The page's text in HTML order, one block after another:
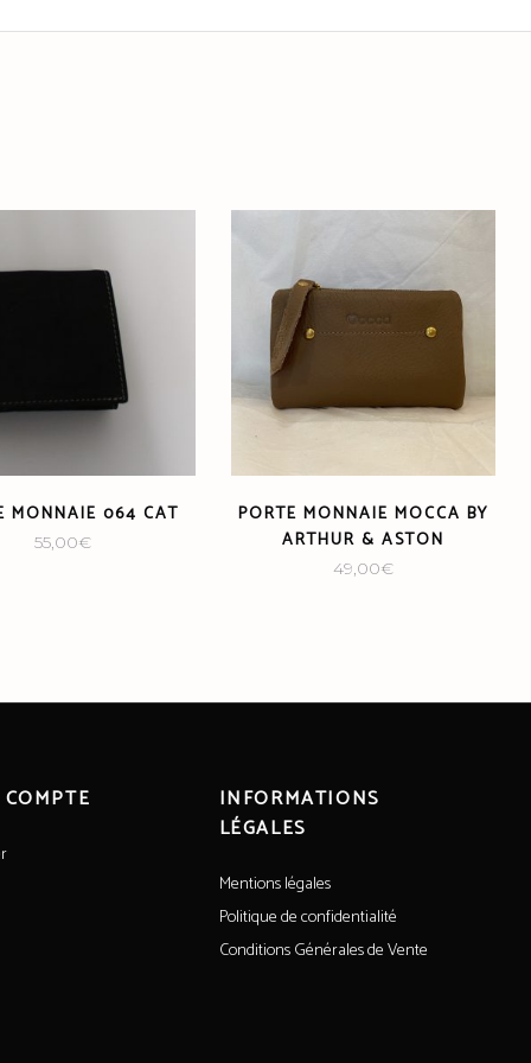
MONNAIE 064 CAT
55,00€
PORTE MONNAIE MOCCA BY
ARTHUR & ASTON
49,00€
INFORMATIONS
LÉGALES
Mentions légales
Politique de confidentialité
Conditions Générales de Vente